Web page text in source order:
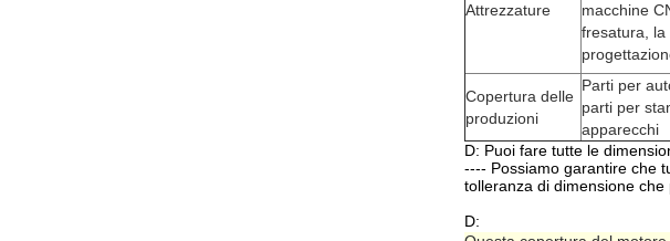
Attrezzature
macchine
fresatura, la
Copertura delle
produzioni
Parti per
parti per
apparecchi
D: Puoi fare tutte le
---- Possiamo garantire che
tolleranza di dimensione che
D: